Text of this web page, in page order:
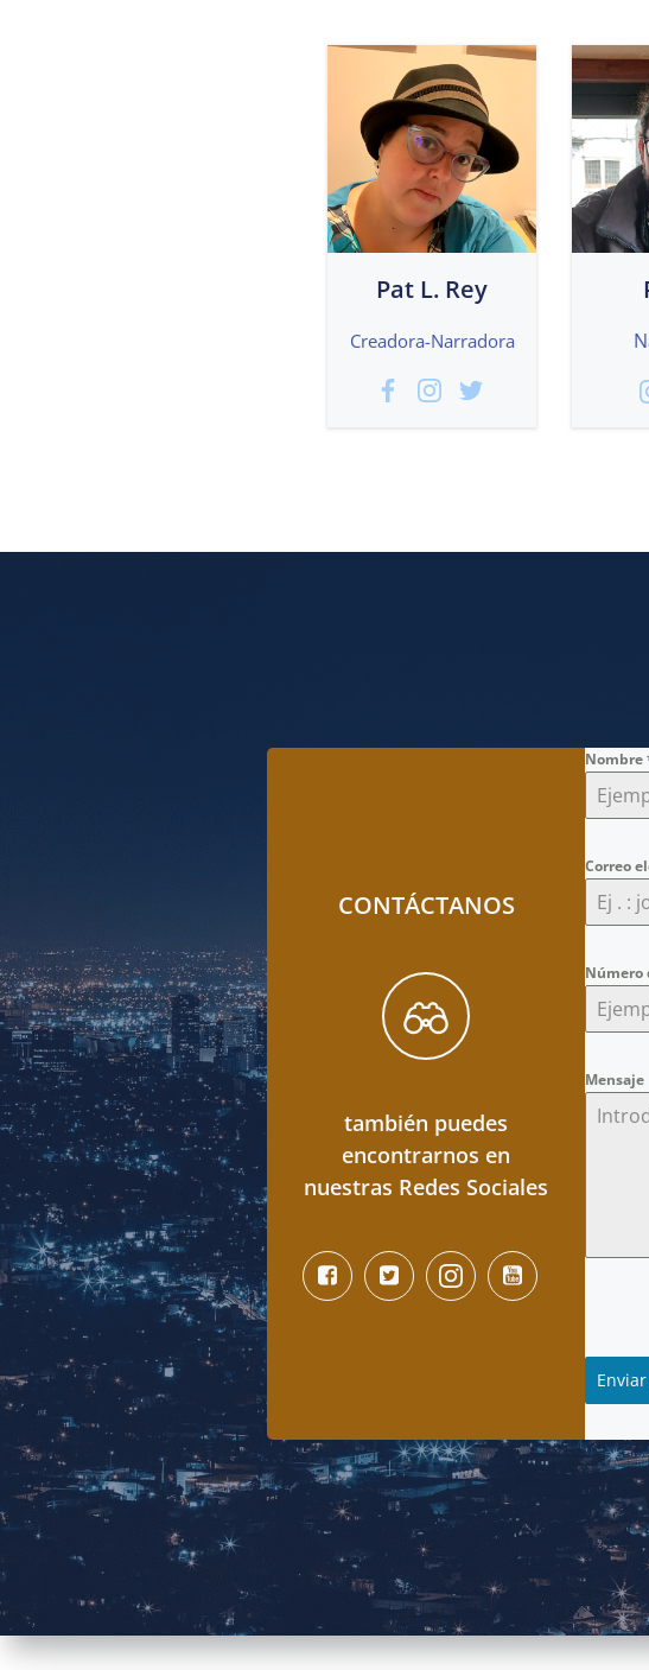
Pat L. Rey
Creadora-Narradora
CONTÁCTANOS
también puedes
encontrarnos en
nuestras Redes Sociales
Nombre
Correo
Número
Mensaje